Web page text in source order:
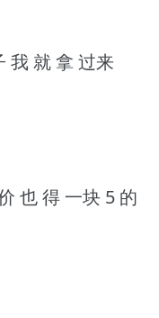
我 就 拿 过来
也 得 一块 5 的